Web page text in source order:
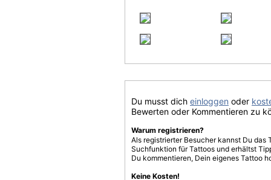
Du musst dich einloggen oder
Bewerten oder Kommentieren zu
Warum registrieren?
Als registrierter Besucher kannst Du
Suchfunktion für Tattoos und erhältst
Du kommentieren, Dein eigenes Tattoo
Keine Kosten!